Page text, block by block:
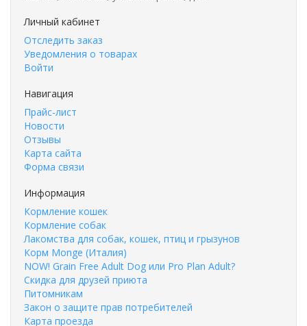
Личный кабинет
Отследить заказ
Уведомления о товарах
Войти
Навигация
Прайс-лист
Новости
Отзывы
Карта сайта
Форма связи
Информация
Кормление кошек
Кормление собак
Лакомства для собак, кошек, птиц и грызунов
Корм Monge (Италия)
NOW! Grain Free Adult Dog или Pro Plan Adult?
Скидка для друзей приюта
Питомникам
Закон о защите прав потребителей
Карта проезда